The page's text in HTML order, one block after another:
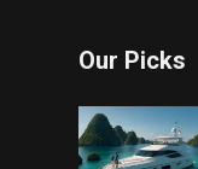
Our Picks